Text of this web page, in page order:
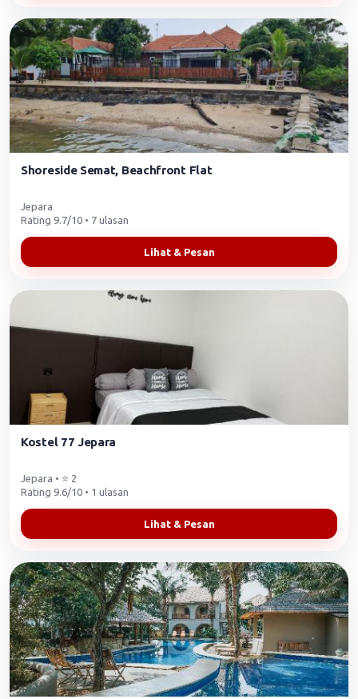
Shoreside Semat, Beachfront Flat
Jepara
Rating 9.7/10 • 7 ulasan
Lihat & Pesan
Kostel 77 Jepara
Jepara • ⭐ 2
Rating 9.6/10 • 1 ulasan
Lihat & Pesan